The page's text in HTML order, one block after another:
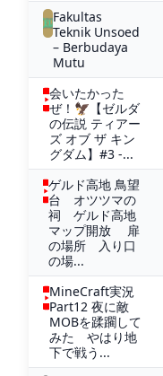
Fakultas
Teknik Unsoed
– Berbudaya
Mutu
会いたかった
ぜ！🦅【ゼルダ
の伝説 ティアー
ズ オブ ザ キン
グダム】#3 -...
ゲルド高地 鳥望
台 オツツマの
祠 ゲルド高地
マップ開放 扉
の場所 入り口
の場...
MineCraft実況
Part12 夜に敵
MOBを蹂躙して
みた やはり地
下で戦う...